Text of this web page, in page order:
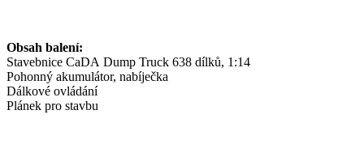
Obsah balení:
Stavebnice CaDA Dump Truck 638 dílků, 1:14
Pohonný akumulátor, nabíječka
Dálkové ovládání
Plánek pro stavbu